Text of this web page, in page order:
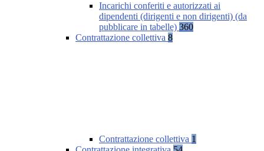
Incarichi conferiti e autorizzati ai
dipendenti (dirigenti e non dirigenti) (da
pubblicare in tabelle) 360
Contrattazione collettiva 8
Contrattazione collettiva 1